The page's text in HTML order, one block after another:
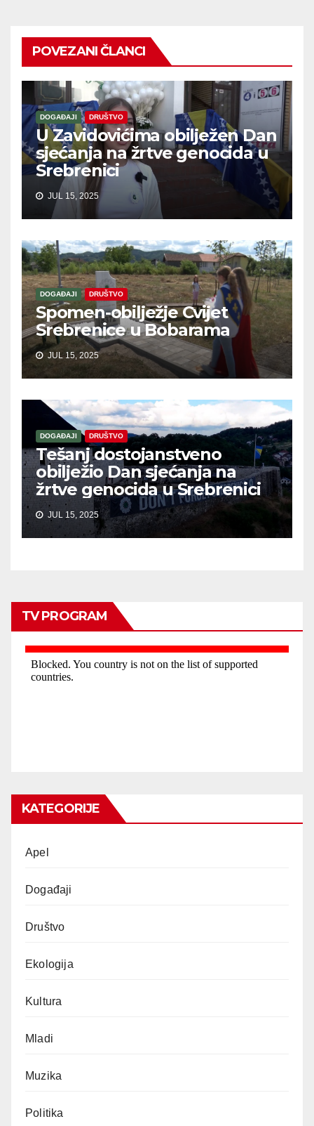
POVEZANI ČLANCI
DOGAĐAJI DRUŠTVO
U Zavidovićima obilježen Dan
sjećanja na žrtve genocida u
Srebrenici
JUL 15, 2025
DOGAĐAJI DRUŠTVO
Spomen-obilježje Cvijet
Srebrenice u Bobarama
JUL 15, 2025
DOGAĐAJI DRUŠTVO
Tešanj dostojanstveno
obilježio Dan sjećanja na
žrtve genocida u Srebrenici
JUL 15, 2025
TV PROGRAM
KATEGORIJE
Apel
Događaji
Društvo
Ekologija
Kultura
Mladi
Muzika
Politika